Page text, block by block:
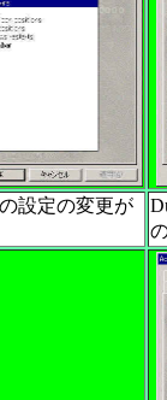
設定の変更が